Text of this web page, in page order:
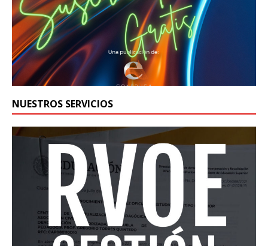
NUESTROS SERVICIOS